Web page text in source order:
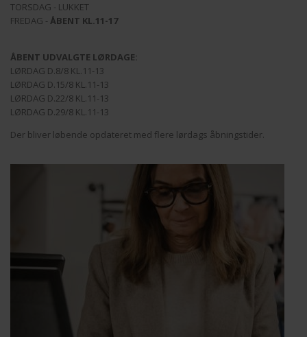
TORSDAG - LUKKET
FREDAG - ÅBENT KL.11-17
ÅBENT UDVALGTE LØRDAGE:
LØRDAG D.8/8 KL.11-13
LØRDAG D.15/8 KL.11-13
LØRDAG D.22/8 KL.11-13
LØRDAG D.29/8 KL.11-13
Der bliver løbende opdateret med flere lørdags åbningstider.